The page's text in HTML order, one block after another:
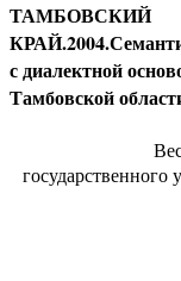
ТАМБОВСКИЙ
с диалектной
Тамбовской